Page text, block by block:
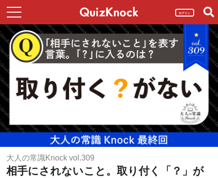
ログイン
大人の常識Knock vol.309
相手にされないこと。取り付く「？」が